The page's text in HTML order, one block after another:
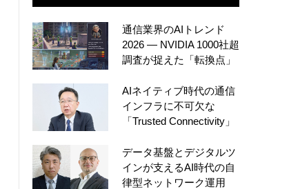
通信業界のAIトレンド
2026 ― NVIDIA 1000社超
調査が捉えた「転換点」
AIネイティブ時代の通信
インフラに不可欠な
「Trusted Connectivity」
データ基盤とデジタルツ
インが支えるAI時代の自
律型ネットワーク運用